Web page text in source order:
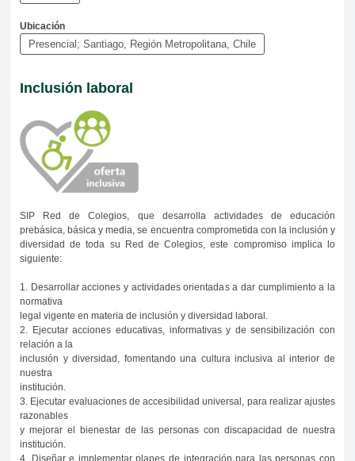
Ubicación
Presencial; Santiago, Región Metropolitana, Chile
Inclusión laboral
SIP Red de Colegios, que desarrolla actividades de educación
prebásica, básica y media, se encuentra comprometida con la inclusión y
diversidad de toda su Red de Colegios, este compromiso implica lo
siguiente:
1. Desarrollar acciones y actividades orientadas a dar cumplimiento a la
normativa
legal vigente en materia de inclusión y diversidad laboral.
2. Ejecutar acciones educativas, informativas y de sensibilización con
relación a la
inclusión y diversidad, fomentando una cultura inclusiva al interior de
nuestra
institución.
3. Ejecutar evaluaciones de accesibilidad universal, para realizar ajustes
razonables
y mejorar el bienestar de las personas con discapacidad de nuestra
institución.
4. Diseñar e implementar planes de integración para las personas con